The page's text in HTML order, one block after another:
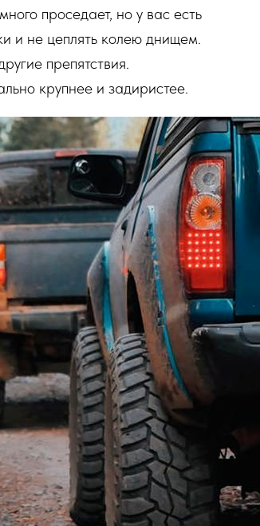
проседает, но у вас есть
и не цеплять колею днищем.
препятствия.
крупнее и задиристее.